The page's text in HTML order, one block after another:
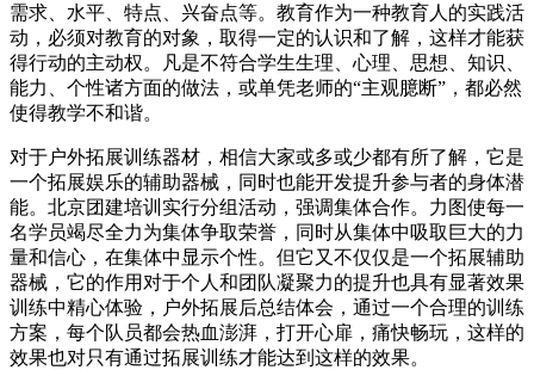
需求、水平、特点、兴奋点等。教育作为一种教育人的实践活
动，必须对教育的对象，取得一定的认识和了解，这样才能获
得行动的主动权。凡是不符合学生生理、心理、思想、知识、
能力、个性诸方面的做法，或单凭老师的“主观臆断”，都必然
使得教学不和谐。
对于户外拓展训练器材，相信大家或多或少都有所了解，它是
一个拓展娱乐的辅助器械，同时也能开发提升参与者的身体潜
能。北京团建培训实行分组活动，强调集体合作。力图使每一
名学员竭尽全力为集体争取荣誉，同时从集体中吸取巨大的力
量和信心，在集体中显示个性。但它又不仅仅是一个拓展辅助
器械，它的作用对于个人和团队凝聚力的提升也具有显著效果
训练中精心体验，户外拓展后总结体会，通过一个合理的训练
方案，每个队员都会热血澎湃，打开心扉，痛快畅玩，这样的
效果也对只有通过拓展训练才能达到这样的效果。